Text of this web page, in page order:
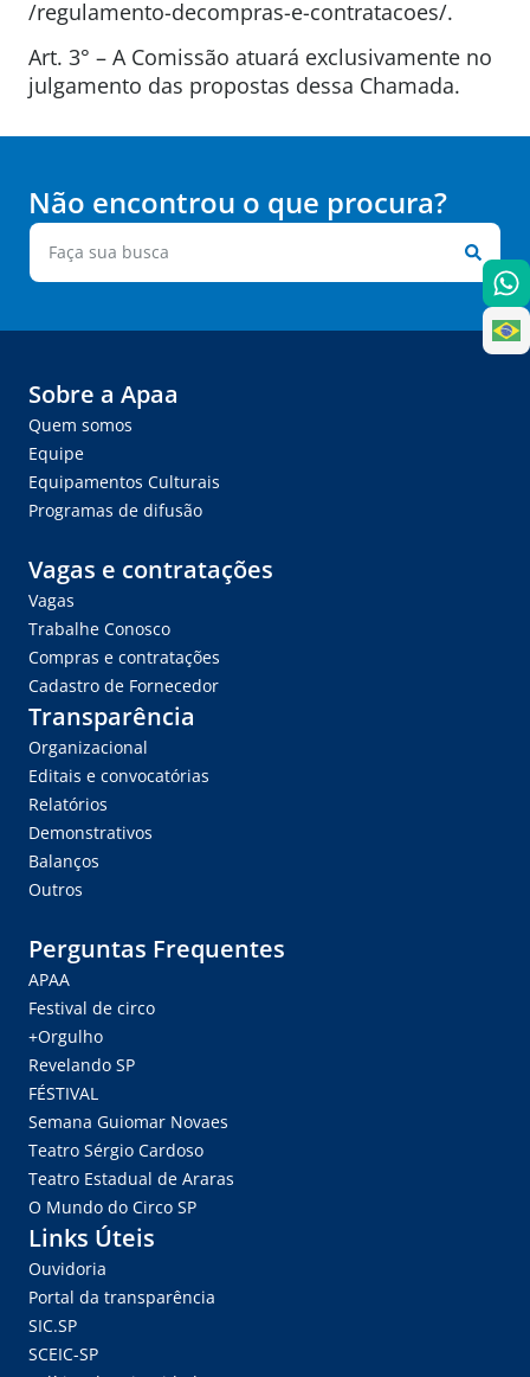
/regulamento-decompras-e-contratacoes/.
Art. 3° – A Comissão atuará exclusivamente no
julgamento das propostas dessa Chamada.
Não encontrou o que procura?
Sobre a Apaa
Quem somos
Equipe
Equipamentos Culturais
Programas de difusão
Vagas e contratações
Vagas
Trabalhe Conosco
Compras e contratações
Cadastro de Fornecedor
Transparência
Organizacional
Editais e convocatórias
Relatórios
Demonstrativos
Balanços
Outros
Perguntas Frequentes
APAA
Festival de circo
+Orgulho
Revelando SP
FÉSTIVAL
Semana Guiomar Novaes
Teatro Sérgio Cardoso
Teatro Estadual de Araras
O Mundo do Circo SP
Links Úteis
Ouvidoria
Portal da transparência
SIC.SP
SCEIC-SP